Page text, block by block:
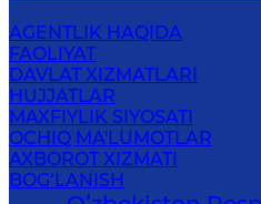
AGENTLIK HAQIDA
FAOLIYAT
DAVLAT XIZMATLARI
HUJJATLAR
MAXFIYLIK SIYOSATI
OCHIQ MA'LUMOTLAR
AXBOROT XIZMATI
BOG‘LANISH